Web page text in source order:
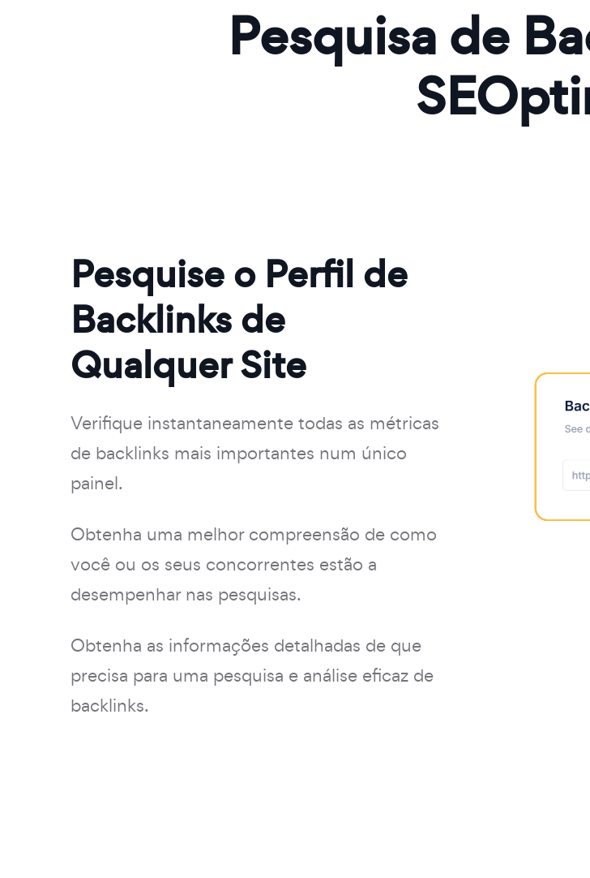
Pesquisa de
Pesquise o Perfil de
Backlinks de
Qualquer Site
Verifique instantaneamente todas as métricas
de backlinks mais importantes num único
painel.
Obtenha uma melhor compreensão de como
você ou os seus concorrentes estão a
desempenhar nas pesquisas.
Obtenha as informações detalhadas de que
precisa para uma pesquisa e análise eficaz de
backlinks.